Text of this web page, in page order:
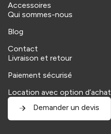
Accessoires
Qui sommes-nous
Blog
Contact
Livraison et retour
Paiement sécurisé
Location avec option d’achat
Demander un devis